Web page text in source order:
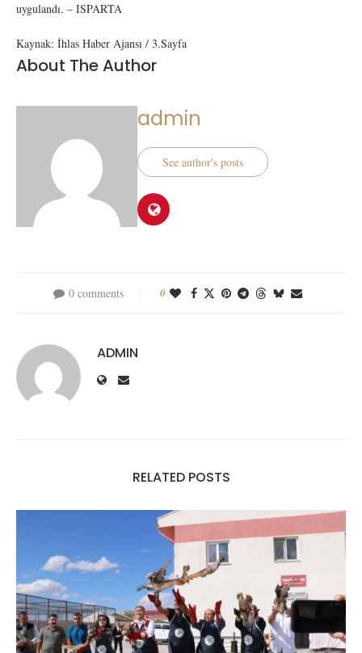
uygulandı. – ISPARTA
Kaynak: İhlas Haber Ajansı / 3.Sayfa
About The Author
admin
See author's posts
0 comments 0
ADMIN
RELATED POSTS